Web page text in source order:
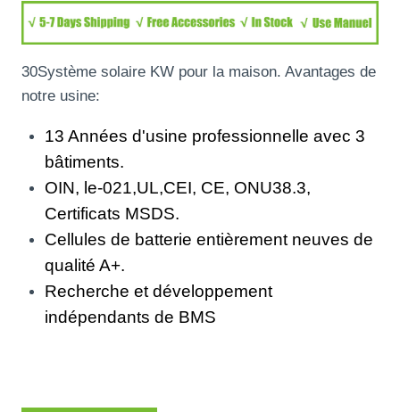
30Système solaire KW pour la maison. Avantages de
notre usine:
13 Années d'usine professionnelle avec 3
bâtiments.
OIN, le-021,UL,CEI, CE, ONU38.3,
Certificats MSDS.
Cellules de batterie entièrement neuves de
qualité A+.
Recherche et développement
indépendants de BMS